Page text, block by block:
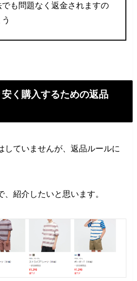
も問題なく返金されますの
く購入するための返品
していませんが、返品ルールに
、紹介したいと思います。